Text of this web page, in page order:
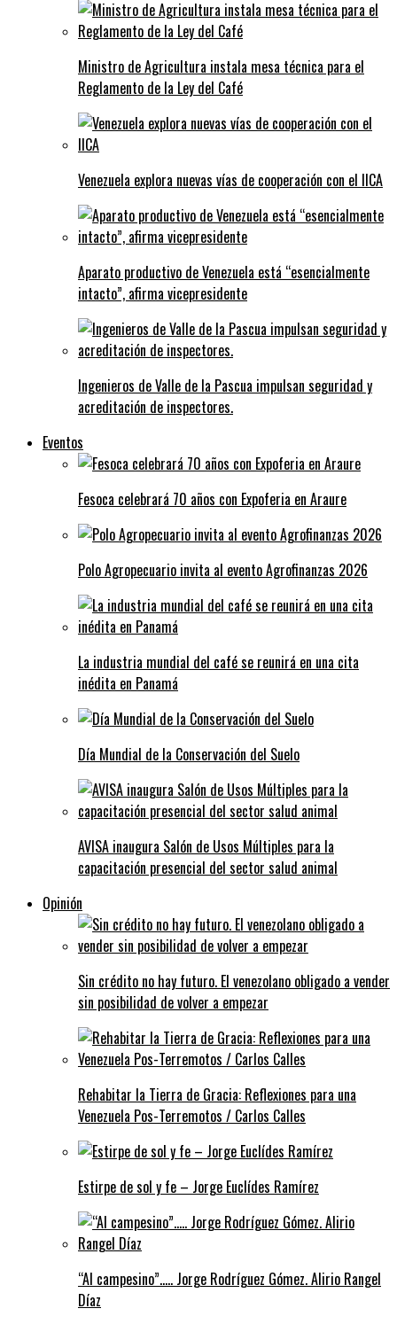
Ministro de Agricultura instala mesa técnica para el
Reglamento de la Ley del Café
Venezuela explora nuevas vías de cooperación con el IICA
Aparato productivo de Venezuela está “esencialmente
intacto”, afirma vicepresidente
Ingenieros de Valle de la Pascua impulsan seguridad y
acreditación de inspectores.
Eventos
Fesoca celebrará 70 años con Expoferia en Araure
Polo Agropecuario invita al evento Agrofinanzas 2026
La industria mundial del café se reunirá en una cita
inédita en Panamá
Día Mundial de la Conservación del Suelo
AVISA inaugura Salón de Usos Múltiples para la
capacitación presencial del sector salud animal
Opinión
Sin crédito no hay futuro. El venezolano obligado a vender
sin posibilidad de volver a empezar
Rehabitar la Tierra de Gracia: Reflexiones para una
Venezuela Pos-Terremotos / Carlos Calles
Estirpe de sol y fe – Jorge Euclídes Ramírez
“Al campesino”….. Jorge Rodríguez Gómez. Alirio Rangel
Díaz